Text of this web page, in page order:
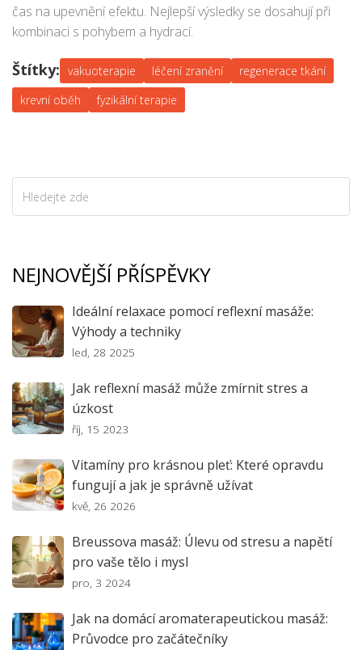
čas na upevnění efektu. Nejlepší výsledky se dosahují při
kombinaci s pohybem a hydrací.
Štítky: vakuoterapie léčení zranění
regenerace tkání
krevní oběh
fyzikální terapie
NEJNOVĚJŠÍ PŘÍSPĚVKY
Ideální relaxace pomocí reflexní masáže:
Výhody a techniky
led, 28 2025
Jak reflexní masáž může zmírnit stres a
úzkost
říj, 15 2023
Vitamíny pro krásnou pleť: Které opravdu
fungují a jak je správně užívat
kvě, 26 2026
Breussova masáž: Úlevu od stresu a napětí
pro vaše tělo i mysl
pro, 3 2024
Jak na domácí aromaterapeutickou masáž:
Průvodce pro začátečníky